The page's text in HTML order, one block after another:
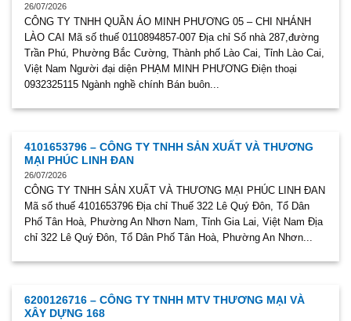
26/07/2026
CÔNG TY TNHH QUẦN ÁO MINH PHƯƠNG 05 – CHI NHÁNH
LÀO CAI Mã số thuế 0110894857-007 Địa chỉ Số nhà 287,đường
Trần Phú, Phường Bắc Cường, Thành phố Lào Cai, Tỉnh Lào Cai,
Việt Nam Người đại diện PHẠM MINH PHƯƠNG Điện thoại
0932325115 Ngành nghề chính Bán buôn...
4101653796 – CÔNG TY TNHH SẢN XUẤT VÀ THƯƠNG
MẠI PHÚC LINH ĐAN
26/07/2026
CÔNG TY TNHH SẢN XUẤT VÀ THƯƠNG MẠI PHÚC LINH ĐAN
Mã số thuế 4101653796 Địa chỉ Thuế 322 Lê Quý Đôn, Tổ Dân
Phố Tân Hoà, Phường An Nhơn Nam, Tỉnh Gia Lai, Việt Nam Địa
chỉ 322 Lê Quý Đôn, Tổ Dân Phố Tân Hoà, Phường An Nhơn...
6200126716 – CÔNG TY TNHH MTV THƯƠNG MẠI VÀ
XÂY DỰNG 168